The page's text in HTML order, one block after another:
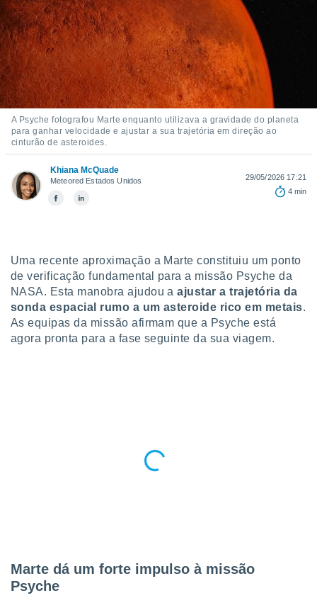
permite-
a nossa
de alta
botão
ao
todos os
ou
um perfil
lhe
e
com
Pode
a
ACEITAR
E
CONTINUAR
CONFIGURAÇÕES
A Psyche fotografou Marte enquanto utilizava a gravidade do planeta
para ganhar velocidade e ajustar a sua trajetória em direção ao
cinturão de asteroides.
Khiana McQuade
Meteored Estados Unidos
29/05/2026 17:21
4 min
Uma recente aproximação a Marte constituiu um ponto
de verificação fundamental para a missão Psyche da
NASA. Esta manobra ajudou aajustar a trajetória da
sonda espacial rumo a um asteroide rico em metais.
As equipas da missão afirmam que a Psyche está
agora pronta para a fase seguinte da sua viagem.
Marte dá um forte impulso à missão
Psyche